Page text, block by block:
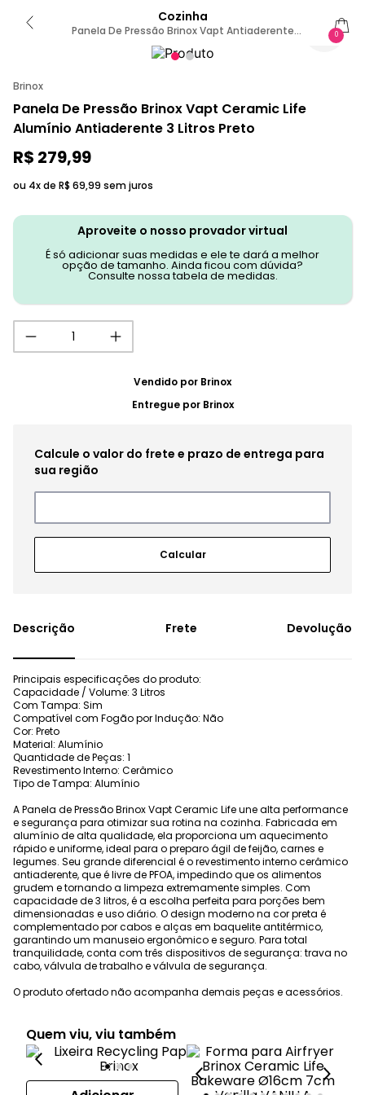
Cozinha
Panela De Pressão Brinox Vapt Antiaderente
Ceramic Life 3 Litros Preto Preto
0
Brinox
Panela De Pressão Brinox Vapt Ceramic Life
Alumínio Antiaderente 3 Litros Preto
R$ 279,99
ou 4x de R$ 69,99 sem juros
Aproveite o nosso provador virtual
É só adicionar suas medidas e ele te dará a melhor
opção de tamanho. Ainda ficou com dúvida?
Consulte nossa tabela de medidas.
Vendido por Brinox
Entregue por Brinox
Frete Devolução
Principais especificações do produto:
Capacidade / Volume: 3 Litros
Com Tampa: Sim
Compatível com Fogão por Indução: Não
Cor: Preto
Material: Alumínio
Quantidade de Peças: 1
Revestimento Interno: Cerâmico
Tipo de Tampa: Alumínio
A Panela de Pressão Brinox Vapt Ceramic Life une alta performance
e segurança para otimizar sua rotina na cozinha. Fabricada em
alumínio de alta qualidade, ela proporciona um aquecimento
rápido e uniforme, ideal para o preparo ágil de feijão, carnes e
legumes. Seu grande diferencial é o revestimento interno cerâmico
antiaderente, que é livre de PFOA, impedindo que os alimentos
grudem e tornando a limpeza extremamente simples. Com
capacidade de 3 litros, é a escolha perfeita para porções bem
dimensionadas e uso diário. O design moderno na cor preta é
complementado por cabos e alças em baquelite antitérmico,
garantindo um manuseio ergonômico e seguro. Para total
tranquilidade, conta com três dispositivos de segurança: trava no
cabo, válvula de trabalho e válvula de segurança.
O produto ofertado não acompanha demais peças e acessórios.
Quem viu, viu também